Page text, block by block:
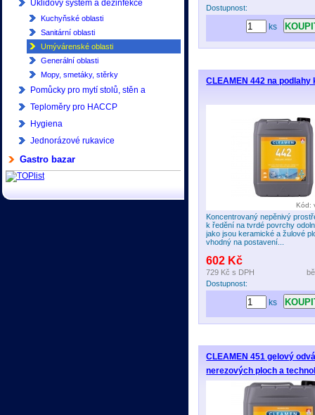
Úklidový systém a dezinfekce
Kuchyňské oblasti
Sanitární oblasti
Umývárenské oblasti
Generální oblasti
Mopy, smetáky, stěrky
Pomůcky pro mytí stolů, stěn a
gastronomických příslušenství
Teploměry pro HACCP
Hygiena
Jednorázové rukavice
Gastro bazar
Dostupnost:
ks
Kód:
CLEAMEN 442 na podlahy
Koncentrovaný nepěnivý
k ředění na tvrdé povrchy
jako jsou keramické a žulové
vhodný na postavení...
602 Kč
729 Kč s DPH
Dostupnost:
ks
CLEAMEN 451 gelový
nerezových ploch a